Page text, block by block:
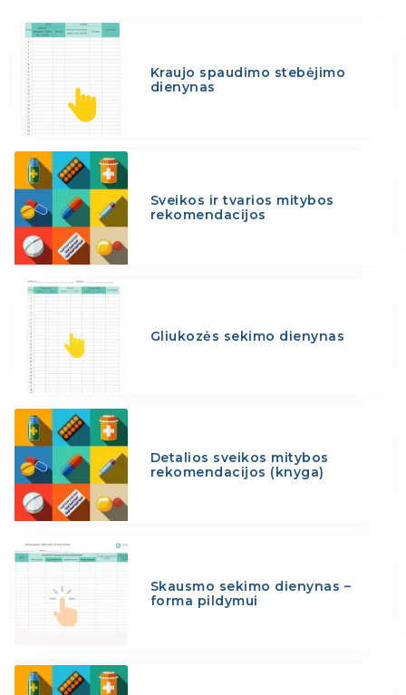
Kraujo spaudimo stebėjimo
dienynas
Sveikos ir tvarios mitybos
rekomendacijos
Gliukozės sekimo dienynas
Detalios sveikos mitybos
rekomendacijos (knyga)
Skausmo sekimo dienynas –
forma pildymui